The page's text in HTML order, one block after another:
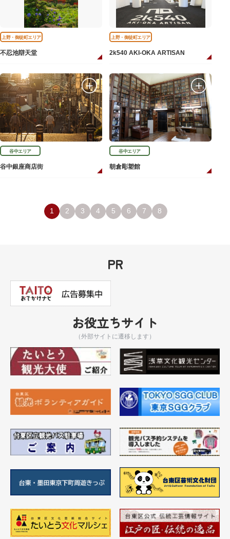
上野・御徒町エリア
不忍池辯天堂
上野・御徒町エリア
2k540 AKI-OKA ARTISAN
谷中エリア
谷中銀座商店街
谷中エリア
朝倉彫塑館
1 2 3 4 5 6 7 8
PR
お役立ちサイト
（外部サイトに遷移します）